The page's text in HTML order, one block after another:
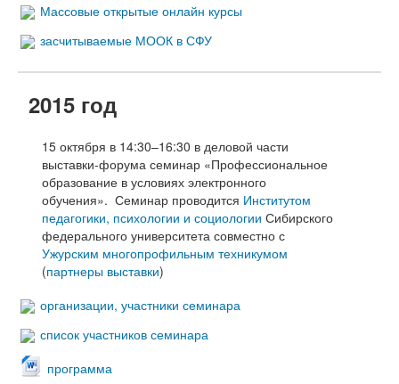
Массовые открытые онлайн курсы
засчитываемые МООК в СФУ
2015 год
15 октября в 14:30–16:30 в деловой части
выставки-форума семинар «Профессиональное
образование в условиях электронного
обучения». Семинар проводится Институтом
педагогики, психологии и социологии Сибирского
федерального университета совместно с
Ужурским многопрофильным техникумом
(партнеры выставки)
организации, участники семинара
список участников семинара
программа